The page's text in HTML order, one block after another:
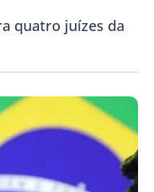
quatro juízes da